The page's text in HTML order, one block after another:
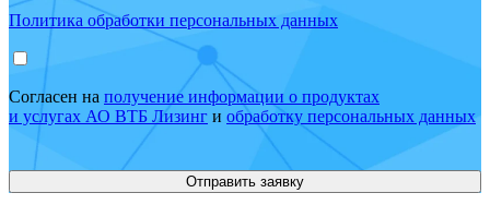
Политика обработки персональных данных
Согласен на получение информации о продуктах
и услугах АО ВТБ Лизинг и обработку персональных данных